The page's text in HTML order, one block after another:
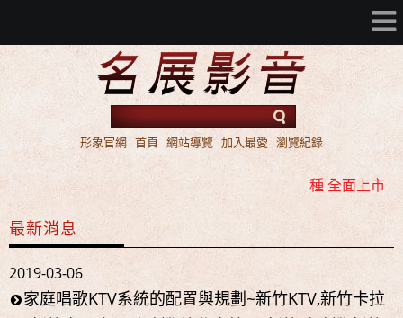
形象官網 首頁 網站導覽 加入最愛 瀏覽紀錄
名展音響 2016年 AV 環繞擴大機 ATMOS / DTS:X 雙規機
種 全面上市
名展音響 歐洲第一品牌 FIBARO 環控系統 現場展示 熱售
名展音響 最新Dolby ATMOS 7.2.4 全景聲11聲道現場展示
試聽
最新消息
2019-03-06
家庭唱歌KTV系統的配置與規劃~新竹KTV,新竹卡拉